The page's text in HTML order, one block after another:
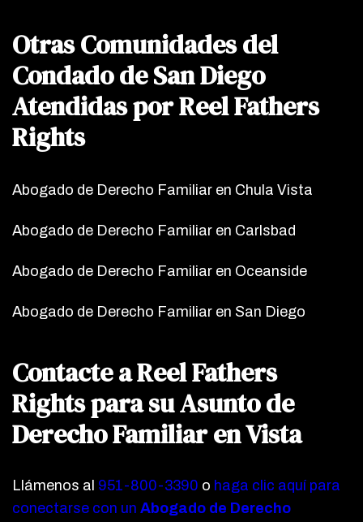
Otras Comunidades del
Condado de San Diego
Atendidas por Reel Fathers
Rights
Abogado de Derecho Familiar en Chula Vista
Abogado de Derecho Familiar en Carlsbad
Abogado de Derecho Familiar en Oceanside
Abogado de Derecho Familiar en San Diego
Contacte a Reel Fathers
Rights para su Asunto de
Derecho Familiar en Vista
Llámenos al 951-800-3390 o haga clic aquí para
conectarse con un Abogado de Derecho